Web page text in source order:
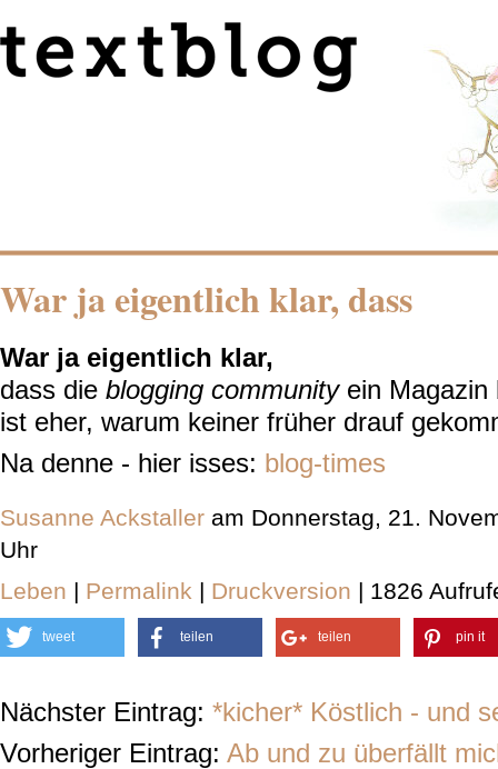
War ja eigentlich klar, dass
War ja eigentlich klar,
dass die blogging community ein
ist eher, warum keiner früher drauf
Na denne - hier isses: blog-times
Susanne Ackstaller am Donnerstag, 21.
Uhr
Leben | Permalink | Druckversion | 1826
tweet teilen teilen pin it
Nächster Eintrag: *kicher* Köstlich - und
Vorheriger Eintrag: Ab und zu überfällt